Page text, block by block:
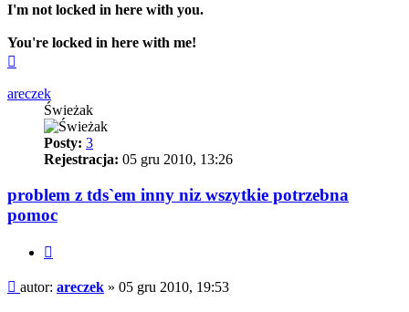
I'm not locked in here with you.
You're locked in here with me!
areczek
Świeżak
Posty: 3
Rejestracja: 05 gru 2010, 13:26
problem z tds`em inny niz wszytkie potrzebna
pomoc
Post
autor: areczek » 05 gru 2010, 19:53